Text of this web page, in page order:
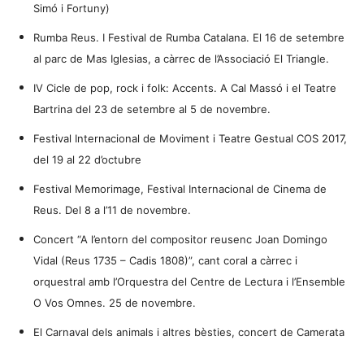
Simó i Fortuny)
Rumba Reus. I Festival de Rumba Catalana. El 16 de setembre
al parc de Mas Iglesias, a càrrec de l’Associació El Triangle.
IV Cicle de pop, rock i folk: Accents. A Cal Massó i el Teatre
Bartrina del 23 de setembre al 5 de novembre.
Festival Internacional de Moviment i Teatre Gestual COS 2017,
del 19 al 22 d’octubre
Festival Memorimage, Festival Internacional de Cinema de
Reus. Del 8 a l’11 de novembre.
Concert “A l’entorn del compositor reusenc Joan Domingo
Vidal (Reus 1735 – Cadis 1808)”, cant coral a càrrec i
orquestral amb l’Orquestra del Centre de Lectura i l’Ensemble
O Vos Omnes. 25 de novembre.
El Carnaval dels animals i altres bèsties, concert de Camerata